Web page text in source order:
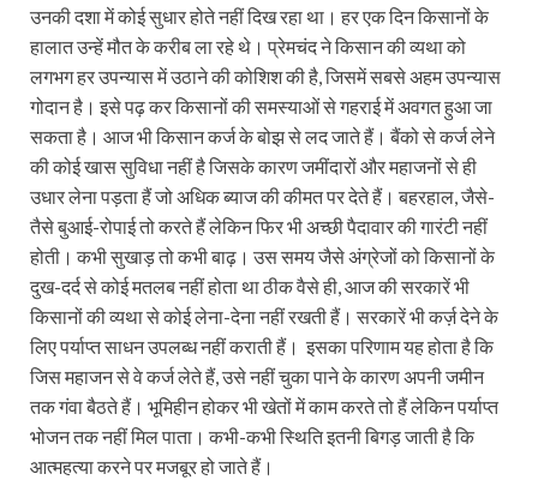
उनकी दशा में कोई सुधार होते नहीं दिख रहा था। हर एक दिन किसानों के
हालात उन्हें मौत के करीब ला रहे थे। प्रेमचंद ने किसान की व्यथा को
लगभग हर उपन्यास में उठाने की कोशिश की है, जिसमें सबसे अहम उपन्यास
गोदान है। इसे पढ़ कर किसानों की समस्याओं से गहराई में अवगत हुआ जा
सकता है। आज भी किसान कर्ज के बोझ से लद जाते हैं। बैंको से कर्ज लेने
की कोई खास सुविधा नहीं है जिसके कारण जमींदारों और महाजनों से ही
उधार लेना पड़ता हैं जो अधिक ब्याज की कीमत पर देते हैं। बहरहाल, जैसे-
तैसे बुआई-रोपाई तो करते हैं लेकिन फिर भी अच्छी पैदावार की गारंटी नहीं
होती। कभी सुखाड़ तो कभी बाढ़। उस समय जैसे अंग्रेजों को किसानों के
दुख-दर्द से कोई मतलब नहीं होता था ठीक वैसे ही, आज की सरकारें भी
किसानों की व्यथा से कोई लेना-देना नहीं रखती हैं। सरकारें भी कर्ज़ देने के
लिए पर्याप्त साधन उपलब्ध नहीं कराती हैं। इसका परिणाम यह होता है कि
जिस महाजन से वे कर्ज लेते हैं, उसे नहीं चुका पाने के कारण अपनी जमीन
तक गंवा बैठते हैं। भूमिहीन होकर भी खेतों में काम करते तो हैं लेकिन पर्याप्त
भोजन तक नहीं मिल पाता। कभी-कभी स्थिति इतनी बिगड़ जाती है कि
आत्महत्या करने पर मजबूर हो जाते हैं।